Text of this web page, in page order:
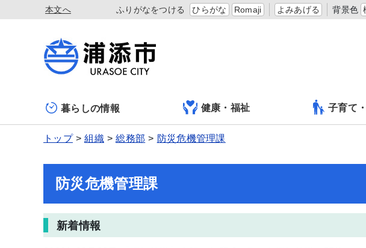
本文へ ふりがなをつける ひらがな Romaji よみあげる 背景色
暮らしの情報 健康・福祉 子育て
トップ 組織 総務部 防災危機管理課
防災危機管理課
新着情報